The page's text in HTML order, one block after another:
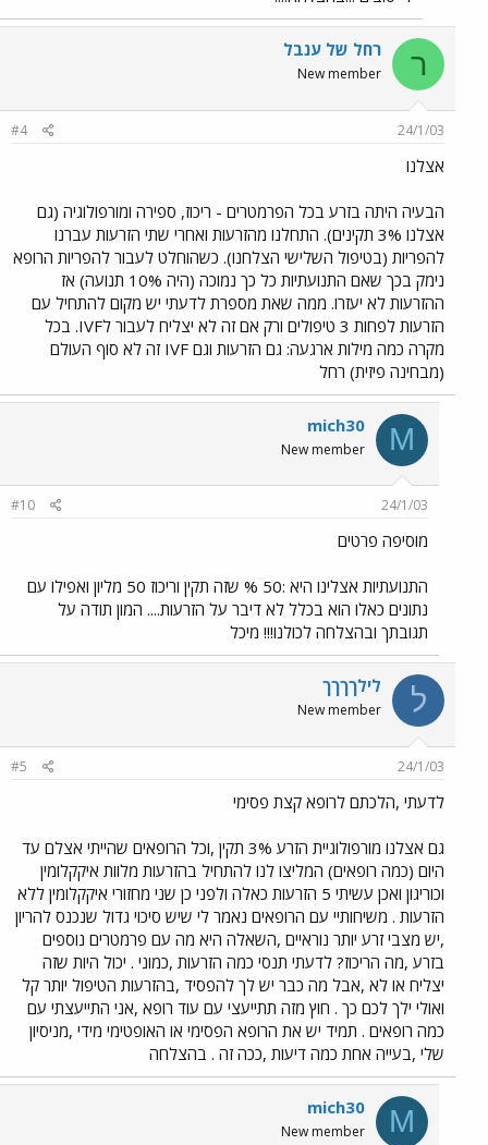
ר רחל של ענבל
New member
24/1/03
#4
אצלנו
הבעיה היתה בזרע בכל הפרמטרים - ריכוז, ספירה ומורפולוגיה (גם
אצלנו 3% תקינים). התחלנו מהזרעות ואחרי שתי הזרעות עברנו
להפריות (בטיפול השלישי הצלחנו). כשהוחלט לעבור להפריות הרופא
נימק בכך שאם התנועתיות כל כך נמוכה (היה 10% תנועה) אז
ההזרעות לא יעזרו. ממה שאת מספרת לדעתי יש מקום להתחיל עם
הזרעות לפחות 3 טיפולים ורק אם זה לא יצליח לעבור לIVF. בכל
מקרה כמה מילות ארגעה: גם הזרעות וגם IVF זה לא סוף העולם
(מבחינה פיזית) רחל
M
mich30
New member
24/1/03
#10
מוסיפה פרטים
התנועתיות אצלינו היא :50 % שזה תקין וריכוז 50 מליון ואפילו עם
נתונים כאלו הוא בכלל לא דיבר על הזרעות.... המון תודה על
תגובתך ובהצלחה לכולנו!!! מיכל
ל לילךךךך
New member
24/1/03
#5
לדעתי ,הלכתם לרופא קצת פסימי
גם אצלנו מורפולוגיית הזרע 3% תקין ,וכל הרופאים שהייתי אצלם עד
היום (כמה רופאים) המליצו לנו להתחיל בהזרעות מלוות איקקלומין
וכוריגון ואכן עשיתי 5 הזרעות כאלה ולפני כן שני מחזורי איקקלומין ללא
הזרעות . משיחותיי עם הרופאים נאמר לי שיש סיכוי גדול שנכנס להריון
,יש מצבי זרע יותר נוראיים ,השאלה היא מה עם פרמטרים נוספים
בזרע ,מה הריכוז? לדעתי תנסי כמה הזרעות ,כמוני . יכול היות שזה
יצליח או לא ,אבל מה כבר יש לך להפסיד ,בהזרעות הטיפול יותר קל
ואולי ילך לכם כך . חוץ מזה תתייעצי עם עוד רופא ,אני התייעצתי עם
כמה רופאים . תמיד יש את הרופא הפסימי או האופטימי מידי ,מניסיון
שלי ,בעייה אחת כמה דיעות ,ככה זה . בהצלחה
M
mich30
New member